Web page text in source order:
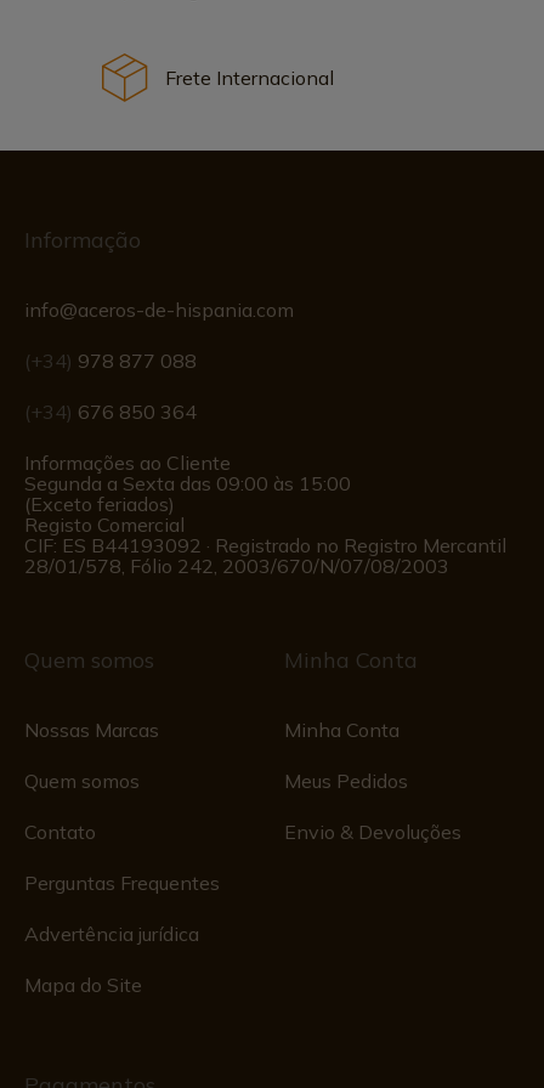
Frete Internacional
Informação
info@aceros-de-hispania.com
(+34) 978 877 088
(+34) 676 850 364
Informações ao Cliente
Segunda a Sexta das 09:00 às 15:00
(Exceto feriados)
Registo Comercial
CIF: ES B44193092 · Registrado no Registro Mercantil
28/01/578, Fólio 242, 2003/670/N/07/08/2003
Quem somos
Nossas Marcas
Quem somos
Contato
Perguntas Frequentes
Advertência jurídica
Mapa do Site
Minha Conta
Minha Conta
Meus Pedidos
Envio & Devoluções